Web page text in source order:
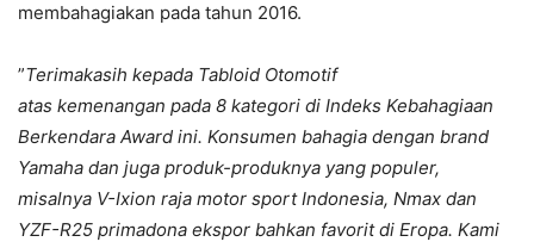
membahagiakan pada tahun 2016.
”Terimakasih kepada Tabloid Otomotif
atas kemenangan pada 8 kategori di Indeks Kebahagiaan
Berkendara Award ini. Konsumen bahagia dengan brand
Yamaha dan juga produk-produknya yang populer,
misalnya V-Ixion raja motor sport Indonesia, Nmax dan
YZF-R25 primadona ekspor bahkan favorit di Eropa. Kami